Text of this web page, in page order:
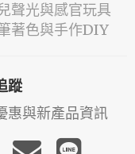
聲光與感官玩具
著色與手作DIY
蹤
惠與新產品資訊